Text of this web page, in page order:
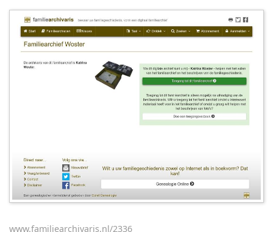
www.familiearchivaris.nl/2336